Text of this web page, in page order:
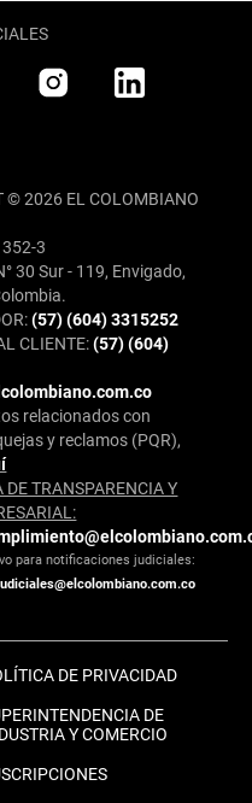
© 2026 EL COLOMBIANO
3
30 Sur - 119, Envigado,
(57) (604) 3315252
CLIENTE:(57) (604)
relacionados con
y reclamos (PQR),
DE TRANSPARENCIA Y
para notificaciones judiciales:
DE PRIVACIDAD
DE
Y COMERCIO